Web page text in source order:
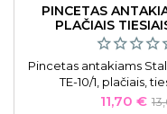
PINCETAS
PLAČIAIS
Pincetas antakiams
TE-10/1, plačiais,
Kaina
11,70 €